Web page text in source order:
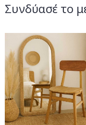
Συνδύασέ το